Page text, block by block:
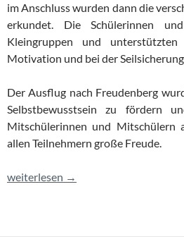
im Anschluss wurden dann die
erkundet. Die Schülerinnen
Kleingruppen und
Motivation und bei der
Der Ausflug nach Freudenberg
Selbstbewusstsein zu fördern
Mitschülerinnen und Mitschülern
allen Teilnehmern große Freude.
Hoch hinaus
weiterlesen →